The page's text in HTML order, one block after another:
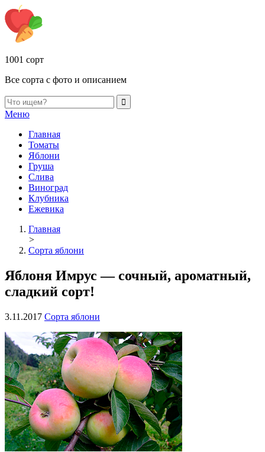
1001 сорт
Все сорта с фото и описанием
Меню
Главная
Томаты
Яблони
Груша
Слива
Виноград
Клубника
Ежевика
Главная
>
Сорта яблони
Яблоня Имрус — сочный, ароматный,
сладкий сорт!
3.11.2017 Сорта яблони